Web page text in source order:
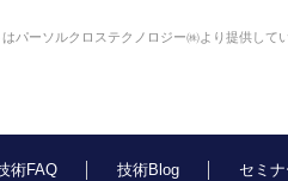
はパーソルクロステクノロジー㈱より提供して
術FAQ 技術Blog セミ